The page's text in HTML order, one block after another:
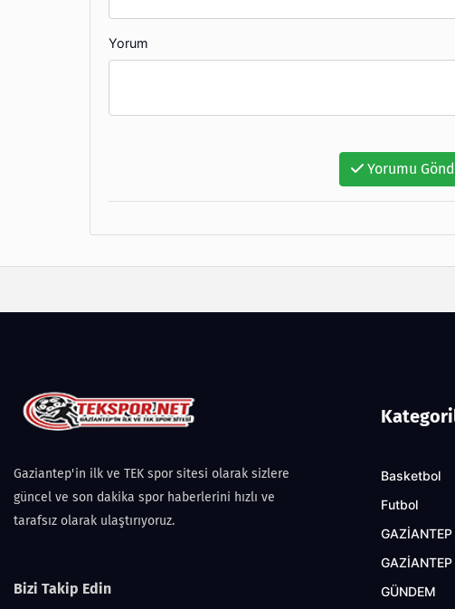
Yorum
Yorumu
Gaziantep'in ilk ve TEK spor sitesi olarak sizlere
güncel ve son dakika spor haberlerini hızlı ve
tarafsız olarak ulaştırıyoruz.
Bizi Takip Edin
Basketbol
Futbol
GAZİANTEP
GÜNDEM